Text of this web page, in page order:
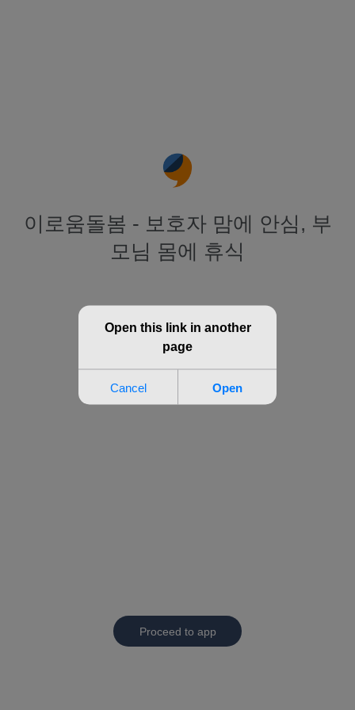
이로움돌봄 - 보호자 맘에 안심, 부
모님 몸에 휴식
Proceed to app